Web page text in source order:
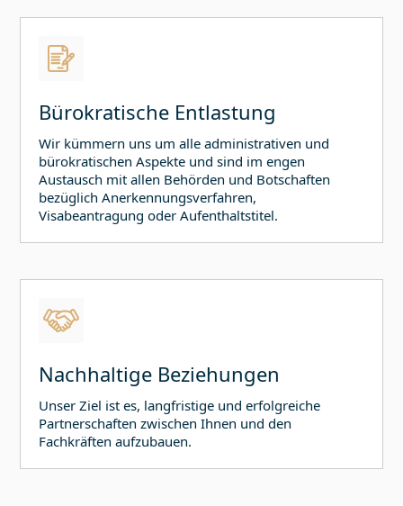
Bürokratische Entlastung
Wir kümmern uns um alle administrativen und
bürokratischen Aspekte und sind im engen
Austausch mit allen Behörden und Botschaften
bezüglich Anerkennungsverfahren,
Visabeantragung oder Aufenthaltstitel.
Nachhaltige Beziehungen
Unser Ziel ist es, langfristige und erfolgreiche
Partnerschaften zwischen Ihnen und den
Fachkräften aufzubauen.